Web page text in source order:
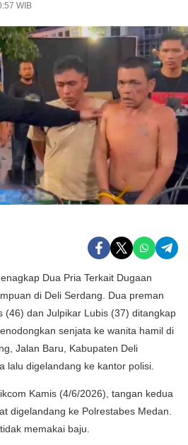
WIB
Dua Pria Terkait Dugaan
di Deli Serdang. Dua preman
(46) dan Julpikar Lubis (37) ditangkap
senjata ke wanita hamil di
Jalan Baru, Kabupaten Deli
lalu digelandang ke kantor polisi.
Kamis (4/6/2026), tangan kedua
digelandang ke Polrestabes Medan.
memakai baju.